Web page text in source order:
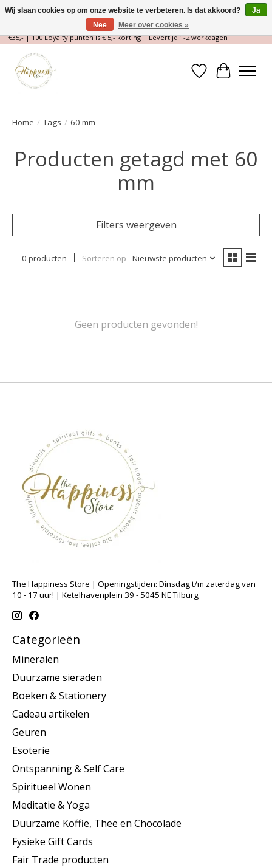
Magische Conceptstore, Edelstenen & Spirituele winkel | Gratis verzending >
€35,- | 100 Loyalty punten is € 5,- korting | Levertijd 1-2 werkdagen
Verlanglijst
Home / Tags / 60 mm
Producten getagd met 60
mm
Filters weergeven
0 producten Sorteren op Nieuwste producten
Geen producten gevonden!
The Happiness Store | Openingstijden: Dinsdag t/m zaterdag van
10 - 17 uur! | Ketelhavenplein 39 - 5045 NE Tilburg
Categorieën
Mineralen
Duurzame sieraden
Boeken & Stationery
Cadeau artikelen
Geuren
Esoterie
Ontspanning & Self Care
Spiritueel Wonen
Meditatie & Yoga
Duurzame Koffie, Thee en Chocolade
Fysieke Gift Cards
Fair Trade producten
Wij slaan cookies op om onze website te verbeteren. Is dat akkoord?
Ja
Nee
Meer over cookies »